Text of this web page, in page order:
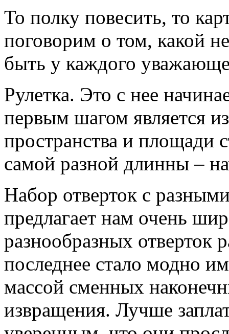
То полку повесить, то
поговорим о том, какой
быть у каждого
Рулетка. Это с нее
первым шагом является
пространства и площади
самой разной длинны –
Набор отверток с
предлагает нам очень
разнообразных отверток
последнее стало модно
массой сменных
извращения. Лучше